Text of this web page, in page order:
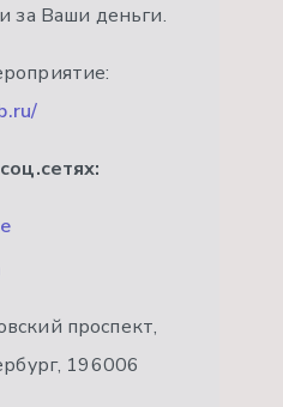
за Ваши деньги.
проспект,
196006